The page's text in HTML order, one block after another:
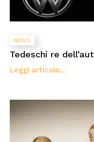
NEWS
Tedeschi re
Leggi articolo...